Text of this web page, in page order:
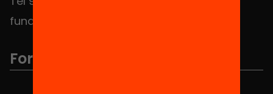
fundacio@equitat.org
Formem part de...